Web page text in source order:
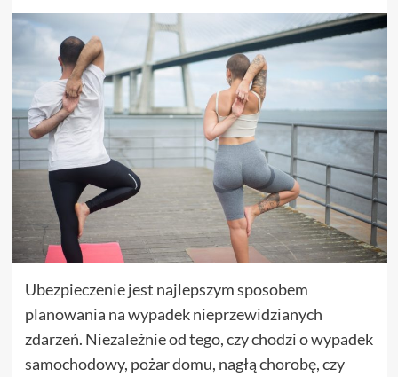
Ubezpieczenie jest najlepszym sposobem
planowania na wypadek nieprzewidzianych
zdarzeń. Niezależnie od tego, czy chodzi o wypadek
samochodowy, pożar domu, nagłą chorobę, czy